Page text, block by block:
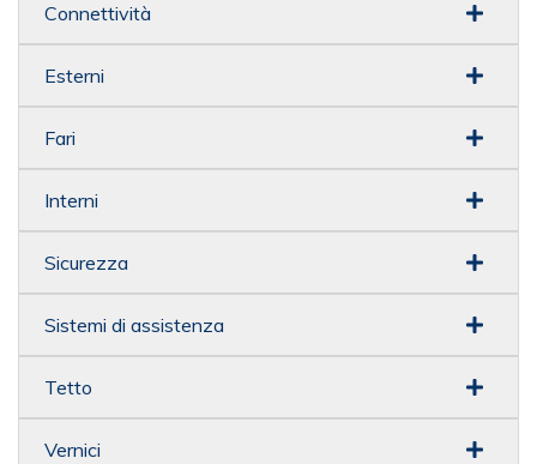
Connettività
Esterni
Fari
Interni
Sicurezza
Sistemi di assistenza
Tetto
Vernici